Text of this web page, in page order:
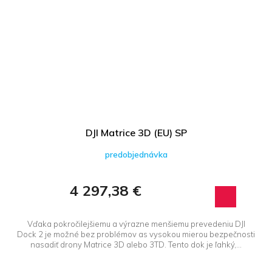
DJI Matrice 3D (EU) SP
predobjednávka
4 297,38 €
Vďaka pokročilejšiemu a výrazne menšiemu prevedeniu DJI
Dock 2 je možné bez problémov as vysokou mierou bezpečnosti
nasadiť drony Matrice 3D alebo 3TD. Tento dok je ľahký,...